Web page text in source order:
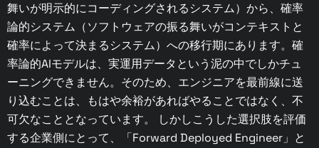
舞いが明示的にコーディングされるシステム）から、確率
論的システム（ソフトウェアの振る舞いがコンテキストと
確率によって決まるシステム）への移行期にあります。確
率論的AIモデルは、実運用データという泥の中でしかチュ
ーニングできません。そのため、エンジニアを最前線に送
り込むことは、もはや余裕があればやることではなく、不
可欠なこととなっています。 しかしこうした選択肢を評価
する企業側にとって、「Forward Deployed Engineer」と